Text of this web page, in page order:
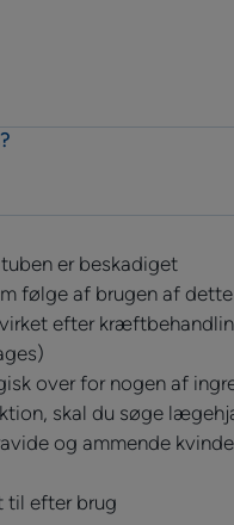
er beskadiget
følge af brugen af
efter
over for nogen af
skal du søge
og ammende
til efter brug